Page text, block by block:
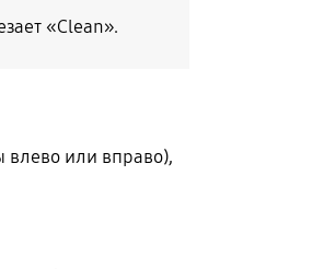
«Clean».
или вправо),